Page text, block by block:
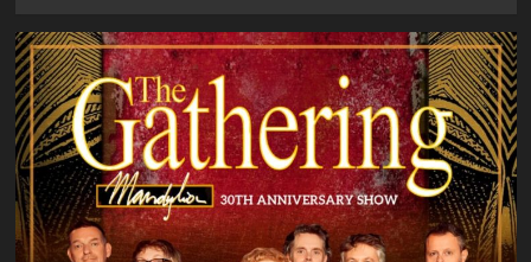
mil
almas
y
una
noche
que
quedará
grabada
para
siempre
MUNDO
|
AC/DC
Confirma
Nueva
Formación
para
el
Festival
Power